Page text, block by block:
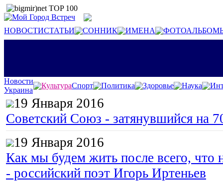
НОВОСТИСТАТЬИ СОННИК ИМЕНА
Новости
Украина
КультураСпорт Политика Здоровье Наука
19 Января 2016
Советский Союз - затянувшийся на
19 Января 2016
Как мы будем жить после всего, что
- российский поэт Игорь Иртеньев